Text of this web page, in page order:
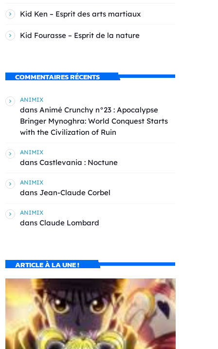
Kid Ken – Esprit des arts martiaux
Kid Fourasse – Esprit de la nature
COMMENTAIRES RÉCENTS
ANIMIX
dans Animé Crunchy n°23 : Apocalypse
Bringer Mynoghra: World Conquest Starts
with the Civilization of Ruin
ANIMIX
dans Castlevania : Noctune
ANIMIX
dans Jean-Claude Corbel
ANIMIX
dans Claude Lombard
ARTICLE À LA UNE !